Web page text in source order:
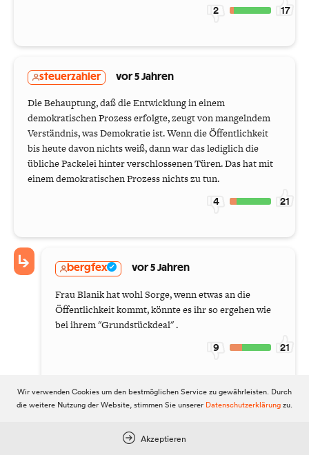
2 17
steuerzahler vor 5 Jahren
Die Behauptung, daß die Entwicklung in einem
demokratischen Prozess erfolgte, zeugt von mangelndem
Verständnis, was Demokratie ist. Wenn die Öffentlichkeit
bis heute davon nichts weiß, dann war das lediglich die
übliche Packelei hinter verschlossenen Türen. Das hat mit
einem demokratischen Prozess nichts zu tun.
4 21
bergfex vor 5 Jahren
Frau Blanik hat wohl Sorge, wenn etwas an die
Öffentlichkeit kommt, könnte es ihr so ergehen wie
bei ihrem "Grundstückdeal" .
9 21
@bergfex, haben Sie endlich wieder etwas
Wir verwenden Cookies um den bestmöglichen Service zu gewährleisten. Durch
die weitere Nutzung der Website, stimmen Sie unserer Datenschutzerklärungzu.
Akzeptieren